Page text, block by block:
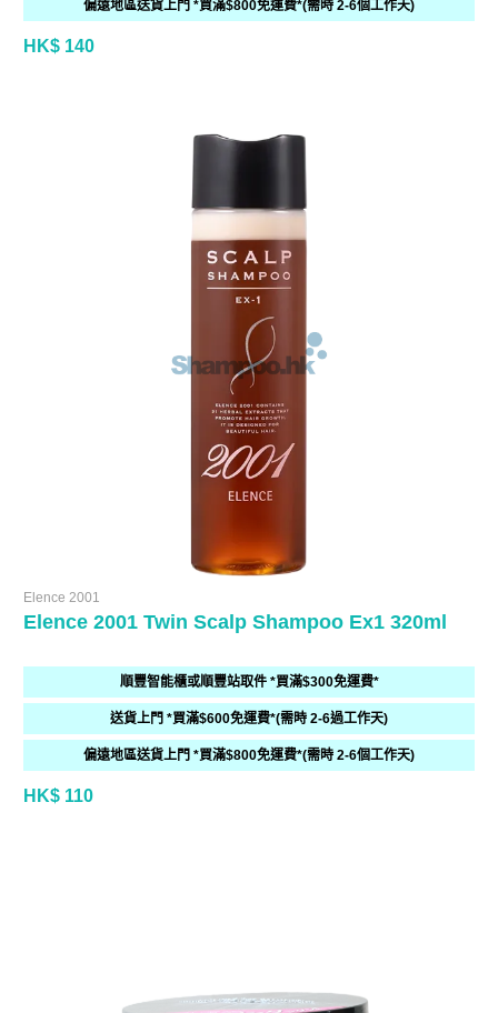
偏遠地區送貨上門 *買滿$800免運費*(需時 2-6個工作天)
HK$ 140
Elence 2001
Elence 2001 Twin Scalp Shampoo Ex1 320ml
順豐智能櫃或順豐站取件 *買滿$300免運費*
送貨上門 *買滿$600免運費*(需時 2-6過工作天)
偏遠地區送貨上門 *買滿$800免運費*(需時 2-6個工作天)
HK$ 110